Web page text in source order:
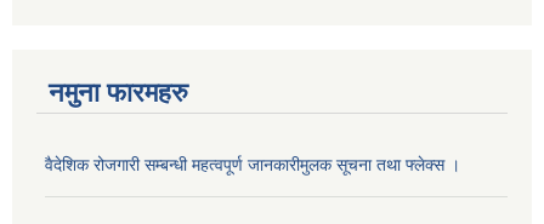
नमुना फारमहरु
वैदेशिक रोजगारी सम्बन्धी महत्वपूर्ण जानकारीमुलक सूचना तथा फ्लेक्स ।